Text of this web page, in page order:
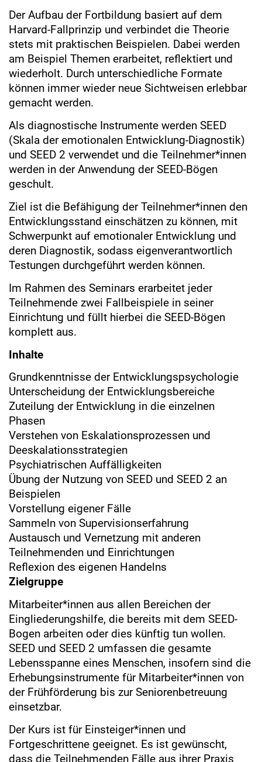
Der Aufbau der Fortbildung basiert auf dem
Harvard-Fallprinzip und verbindet die Theorie
stets mit praktischen Beispielen. Dabei werden
am Beispiel Themen erarbeitet, reflektiert und
wiederholt. Durch unterschiedliche Formate
können immer wieder neue Sichtweisen erlebbar
gemacht werden.
Als diagnostische Instrumente werden SEED
(Skala der emotionalen Entwicklung-Diagnostik)
und SEED 2 verwendet und die Teilnehmer*innen
werden in der Anwendung der SEED-Bögen
geschult.
Ziel ist die Befähigung der Teilnehmer*innen den
Entwicklungsstand einschätzen zu können, mit
Schwerpunkt auf emotionaler Entwicklung und
deren Diagnostik, sodass eigenverantwortlich
Testungen durchgeführt werden können.
Im Rahmen des Seminars erarbeitet jeder
Teilnehmende zwei Fallbeispiele in seiner
Einrichtung und füllt hierbei die SEED-Bögen
komplett aus.
Inhalte
Grundkenntnisse der Entwicklungspsychologie
Unterscheidung der Entwicklungsbereiche
Zuteilung der Entwicklung in die einzelnen
Phasen
Verstehen von Eskalationsprozessen und
Deeskalationsstrategien
Psychiatrischen Auffälligkeiten
Übung der Nutzung von SEED und SEED 2 an
Beispielen
Vorstellung eigener Fälle
Sammeln von Supervisionserfahrung
Austausch und Vernetzung mit anderen
Teilnehmenden und Einrichtungen
Reflexion des eigenen Handelns
Zielgruppe
Mitarbeiter*innen aus allen Bereichen der
Eingliederungshilfe, die bereits mit dem SEED-
Bogen arbeiten oder dies künftig tun wollen.
SEED und SEED 2 umfassen die gesamte
Lebensspanne eines Menschen, insofern sind die
Erhebungsinstrumente für Mitarbeiter*innen von
der Frühförderung bis zur Seniorenbetreuung
einsetzbar.
Der Kurs ist für Einsteiger*innen und
Fortgeschrittene geeignet. Es ist gewünscht,
dass die Teilnehmenden Fälle aus ihrer Praxis